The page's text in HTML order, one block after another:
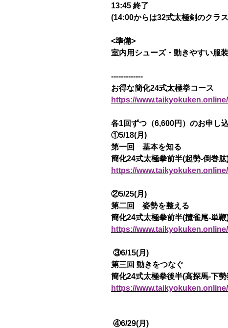
13:45 終了
(14:00からは32式太極剣のクラ
<準備>
室内用シューズ・動きやすい服装
-------------
お得な簡化24式太極拳コース
https://
各1回ずつ（6,600円）のお申し
①5/18(月)
第一回 基本を知る
簡化24式太極拳前半(起勢-倒巻肱
https://
②5/25(月)
第二回 姿勢を整える
簡化24式太極拳前半(攬雀尾-単鞭
https://
③6/15(月)
第三回 動きをつなぐ
簡化24式太極拳後半(高探馬-下
https://
④6/29(月)